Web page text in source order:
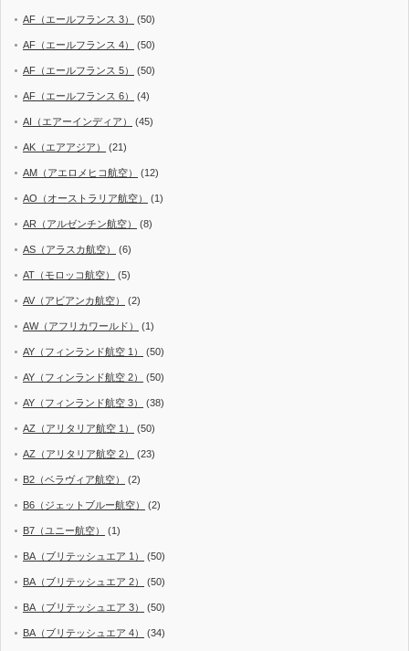
AF（エールフランス 3） (50)
AF（エールフランス 4） (50)
AF（エールフランス 5） (50)
AF（エールフランス 6） (4)
AI（エアーインディア） (45)
AK（エアアジア） (21)
AM（アエロメヒコ航空） (12)
AO（オーストラリア航空） (1)
AR（アルゼンチン航空） (8)
AS（アラスカ航空） (6)
AT（モロッコ航空） (5)
AV（アビアンカ航空） (2)
AW（アフリカワールド） (1)
AY（フィンランド航空 1） (50)
AY（フィンランド航空 2） (50)
AY（フィンランド航空 3） (38)
AZ（アリタリア航空 1） (50)
AZ（アリタリア航空 2） (23)
B2（ベラヴィア航空） (2)
B6（ジェットブルー航空） (2)
B7（ユニー航空） (1)
BA（ブリテッシュエア 1） (50)
BA（ブリテッシュエア 2） (50)
BA（ブリテッシュエア 3） (50)
BA（ブリテッシュエア 4） (34)